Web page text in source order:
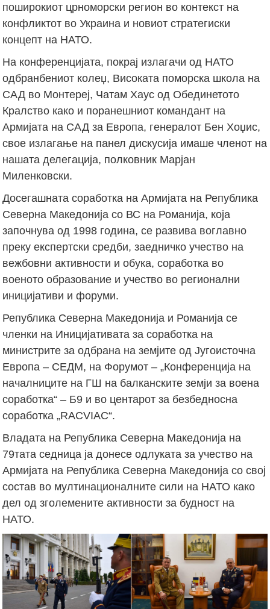
поширокиот црноморски регион во контекст на
конфликтот во Украина и новиот стратегиски
концепт на НАТО.
На конференцијата, покрај излагачи од НАТО
одбранбениот колеџ, Високата поморска школа на
САД во Монтереј, Чатам Хаус од Обединетото
Кралство како и поранешниот командант на
Армијата на САД за Европа, генералот Бен Хоџис,
свое излагање на панел дискусија имаше членот на
нашата делегација, полковник Марјан
Миленковски.
Досегашната соработка на Армијата на Република
Северна Македонија со ВС на Романија, која
започнува од 1998 година, се развива воглавно
преку експертски средби, заедничко учество на
вежбовни активности и обука, соработка во
военото образование и учество во регионални
иницијативи и форуми.
Република Северна Македонија и Романија се
членки на Иницијативата за соработка на
министрите за одбрана на земјите од Југоисточна
Европа – СЕДМ, на Форумот – „Конференција на
началниците на ГШ на балканските земји за воена
соработка“ – Б9 и во центарот за безбедносна
соработка „RACVIAC“.
Владата на Република Северна Македонија на
79тата седница ја донесе одлуката за учество на
Армијата на Република Северна Македонија со свој
состав во мултинационалните сили на НАТО како
дел од зголемените активности за будност на
НАТО.